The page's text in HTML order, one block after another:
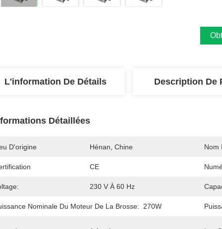
L'information De Détails Description De
Détaillées
D'origine Hénan, Chine Nom
CE
230 V À 60 Hz
Nominale Du Moteur De La Brosse: 270W